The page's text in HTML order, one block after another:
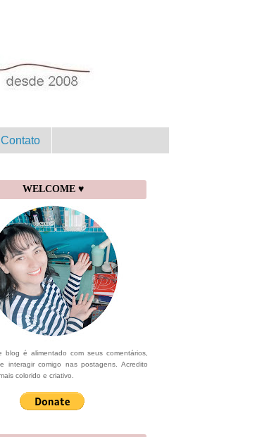
Contato
WELCOME ♥
blog é alimentado com seus comentários,
interagir comigo nas postagens. Acredito
colorido e criativo.